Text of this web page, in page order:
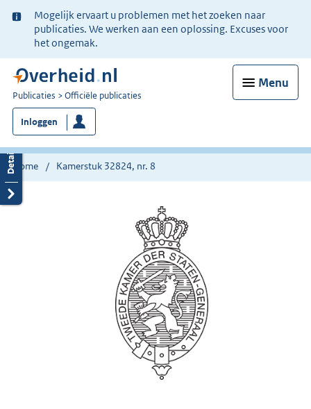
Ter
informatie:
Mogelijk ervaart u problemen met het zoeken naar
publicaties. We werken aan een oplossing. Excuses voor
het ongemak.
Menu
U
bent
nu
hier:
Publicaties Officiële publicaties
Inloggen
Home Kamerstuk 32824, nr. 8